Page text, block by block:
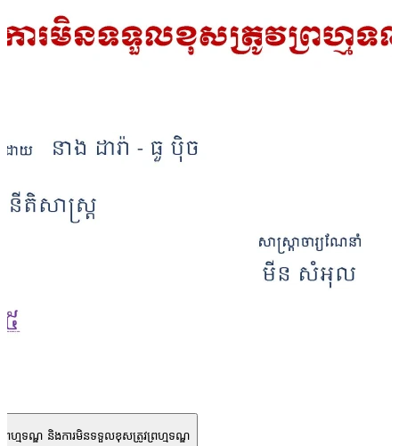
រហ្មទណ្ឌ និងការមិនទទួលខុសត្រូវព្រហ្មទណ្ឌ